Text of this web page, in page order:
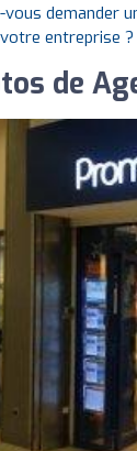
vous demander
entreprise
de